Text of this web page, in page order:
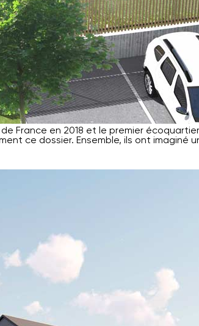
en 2018 et le premier écoquartier
ce dossier. Ensemble, ils ont imaginé